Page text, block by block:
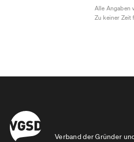
Alle Angaben
Zu keiner Zeit
Verband der Gründer